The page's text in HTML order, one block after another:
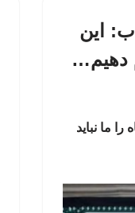
این
دهیم…
را ما نباید